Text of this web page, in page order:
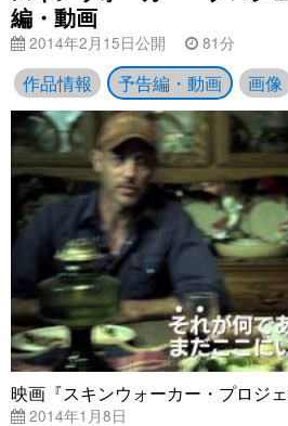
編・動画
2014年2月15日公開 81分
作品情報 予告編・動画 画像
映画『スキンウォーカー・プロジ
2014年1月8日